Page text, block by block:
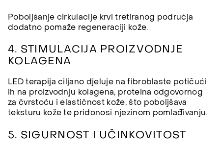
Poboljšanje cirkulacije krvi tretiranog područja
dodatno pomaže regeneraciji kože.
4. STIMULACIJA PROIZVODNJE
KOLAGENA
LED terapija ciljano djeluje na fibroblaste potičući
ih na proizvodnju kolagena, proteina odgovornog
za čvrstoću i elastičnost kože, što poboljšava
teksturu kože te pridonosi njezinom pomlađivanju.
5. SIGURNOST I UČINKOVITOST